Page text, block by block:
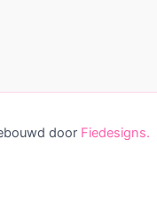
door Fiedesigns.